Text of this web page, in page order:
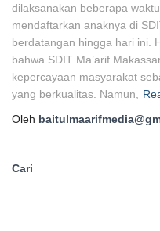
dilaksanakan beberapa
mendaftarkan anaknya di
berdatangan hingga hari ini.
bahwa SDIT Ma’arif
kepercayaan masyarakat
yang berkualitas. Namun,
Oleh
Cari